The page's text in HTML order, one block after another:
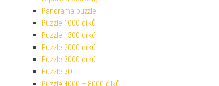
Panorama puzzle
Puzzle 1000 dílků
Puzzle 1500 dílků
Puzzle 2000 dílků
Puzzle 3000 dílků
Puzzle 3D
Puzzle 4000 – 8000 dílků